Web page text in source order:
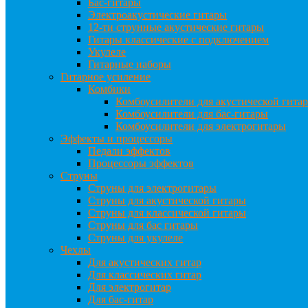
Бас-гитары
Электроакустические гитары
12-ти струнные акустические гитары
Гитары классические с подключением
Укулеле
Гитарные наборы
Гитарное усиление
Комбики
Комбоусилители для акустической
Комбоусилители для бас-гитары
Комбоусилители для электрогитары
Эффекты и процессоры
Педали эффектов
Процессоры эффектов
Струны
Струны для электрогитары
Струны для акустической гитары
Струны для классической гитары
Струны для бас гитары
Струны для укулеле
Чехлы
Для акустических гитар
Для классических гитар
Для электрогитар
Для бас-гитар